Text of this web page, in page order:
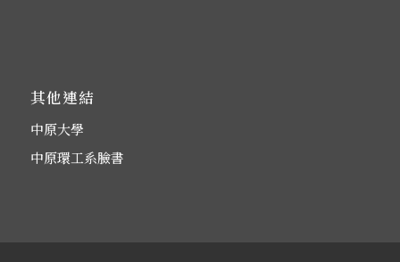
其他連結
中原大學
中原環工系臉書